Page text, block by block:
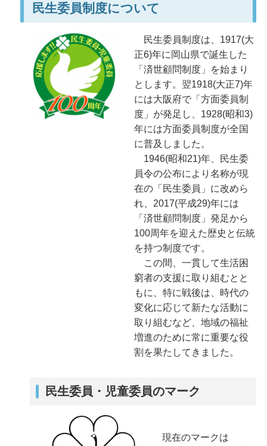
民生委員制度について
民生委員制度は、1917(大
正6)年に岡山県で誕生した
「済世顧問制度」を始まり
とします。翌1918(大正7)年
には大阪府で「方面委員制
度」が発足し、1928(昭和3)
年には方面委員制度が全国
に普及しました。
1946(昭和21)年、民生委
員令の公布により名称が現
在の「民生委員」に改めら
れ、2017(平成29)年には
「済世顧問制度」発足から
100周年を迎えた歴史と伝統
を持つ制度です。
この間、一貫して生活困
窮者の支援に取り組むとと
もに、特に戦後は、時代の
変化に応じて新たな活動に
取り組むなど、地域の福祉
増進のために常に重要な役
割を果たしてきました。
民生委員・児童委員のマーク
現在のマークは